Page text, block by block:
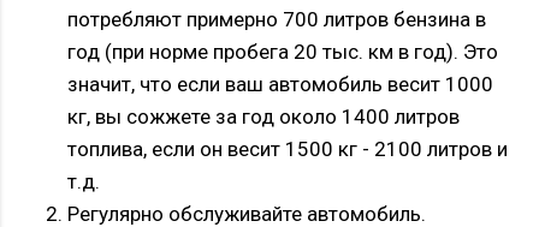
потребляют примерно 700 литров бензина в
год (при норме пробега 20 тыс. км в год). Это
значит, что если ваш автомобиль весит 1000
кг, вы сожжете за год около 1400 литров
топлива, если он весит 1500 кг - 2100 литров и
т.д.
Регулярно обслуживайте автомобиль.